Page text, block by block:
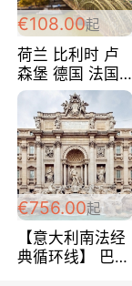
€108.00起
荷兰 比利时 卢
森堡 德国 法国
超爽玩遍西欧 循
环线 全程四星宾
馆 108欧/人/天
€756.00起
【意大利南法经
典循环线】 巴黎